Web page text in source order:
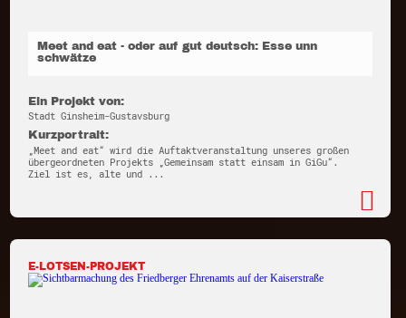
Meet and eat - oder auf gut deutsch: Esse unn
schwätze
Ein Projekt von:
Stadt Ginsheim-Gustavsburg
Kurzportrait:
„Meet and eat“ wird die Auftaktveranstaltung unseres großen
übergeordneten Projekts „Gemeinsam statt einsam in GiGu“.
Ziel ist es, alte und ...
E-LOTSEN-PROJEKT